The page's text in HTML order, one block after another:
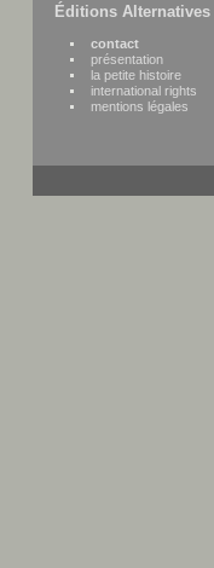
Éditions Alternatives
contact
présentation
la petite histoire
international rights
mentions légales